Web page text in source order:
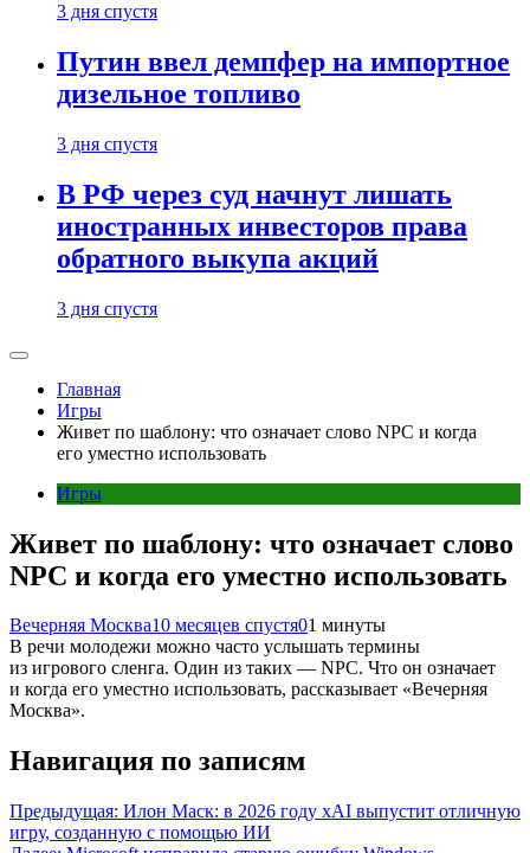
3 дня спустя
Путин ввел демпфер на импортное
дизельное топливо
3 дня спустя
В РФ через суд начнут лишать
иностранных инвесторов права
обратного выкупа акций
3 дня спустя
Главная
Игры
Живет по шаблону: что означает слово NPC и когда
его уместно использовать
Игры
Живет по шаблону: что означает слово
NPC и когда его уместно использовать
Вечерняя Москва10 месяцев спустя01 минуты
В речи молодежи можно часто услышать термины
из игрового сленга. Один из таких — NPC. Что он означает
и когда его уместно использовать, рассказывает «Вечерняя
Москва».
Навигация по записям
Предыдущая: Илон Маск: в 2026 году xAI выпустит отличную
игру, созданную с помощью ИИ